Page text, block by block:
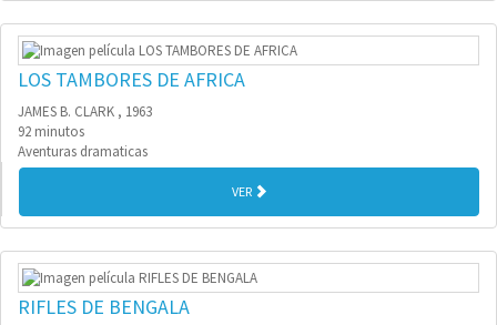
LOS TAMBORES DE AFRICA
JAMES B. CLARK , 1963
92 minutos
Aventuras dramaticas
VER
RIFLES DE BENGALA